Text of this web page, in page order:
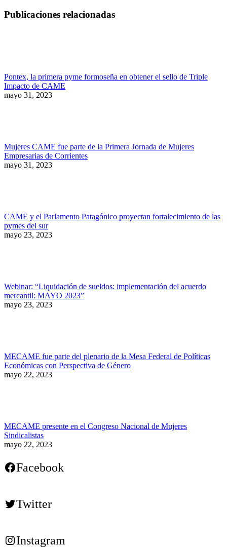
Publicaciones relacionadas
Pontex, la primera pyme formoseña en obtener el sello de Triple
Impacto de CAME
mayo 31, 2023
Mujeres CAME fue parte de la Primera Jornada de Mujeres
Empresarias de Corrientes
mayo 31, 2023
CAME y el Parlamento Patagónico proyectan fortalecimiento de las
pymes del sur
mayo 23, 2023
Webinar: “Liquidación de sueldos: implementación del acuerdo
mercantil: MAYO 2023”
mayo 23, 2023
MECAME fue parte del plenario de la Mesa Federal de Políticas
Económicas con Perspectiva de Género
mayo 22, 2023
MECAME presente en el Congreso Nacional de Mujeres
Sindicalistas
mayo 22, 2023
Facebook
Twitter
Instagram